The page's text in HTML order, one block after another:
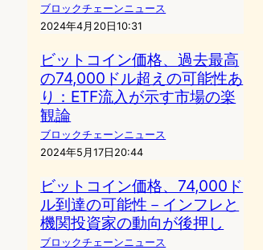
ブロックチェーンニュース
2024年4月20日10:31
ビットコイン価格、過去最高
の74,000ドル超えの可能性あ
り：ETF流入が示す市場の楽
観論
ブロックチェーンニュース
2024年5月17日20:44
ビットコイン価格、74,000ド
ル到達の可能性－インフレと
機関投資家の動向が後押し
ブロックチェーンニュース